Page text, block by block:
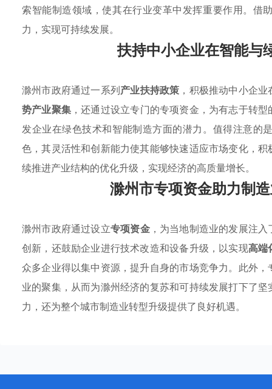
索智能制造领域，使其在行业变革中发挥重要作用。借
力，实现可持续发展。
扶持中小企业在智能与
滁州市政府通过一系列产业扶持政策 ，积极推动中小企
势产业聚集 ，还通过设立专门的专项资金，为有志于转
发企业在绿色技术和智能制造方面的潜力。值得注意的
色，其灵活性和创新能力使其能够快速适应市场变化，
续推进产业结构的优化升级，实现经济的高质量增长。
滁州市专项资金助力制
滁州市政府通过设立专项资金，为当地制造业的发展注
创新，还鼓励企业进行技术改造和设备升级，以实现高端
众多企业得以集中资源，提升自身的市场竞争力。此外
业的聚集，从而为滁州经济的复苏和可持续发展打下了
力，还为整个城市制造业转型升级提供了良好机遇。